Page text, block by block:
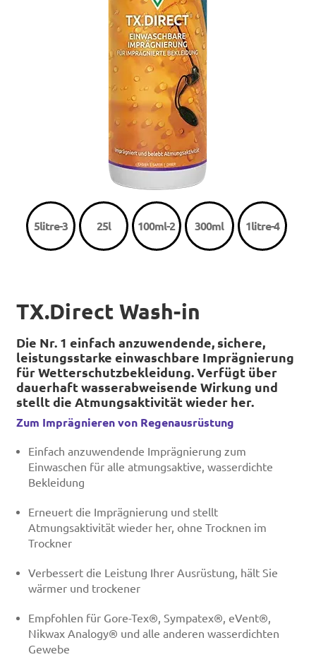
5litre-3 25l 100ml-2 300ml 1litre-4
TX.Direct Wash-in
Die Nr. 1 einfach anzuwendende, sichere,
leistungsstarke einwaschbare Imprägnierung
für Wetterschutzbekleidung. Verfügt über
dauerhaft wasserabweisende Wirkung und
stellt die Atmungsaktivität wieder her.
Zum Imprägnieren von Regenausrüstung
Einfach anzuwendende Imprägnierung zum
Einwaschen für alle atmungsaktive, wasserdichte
Bekleidung
Erneuert die Imprägnierung und stellt
Atmungsaktivität wieder her, ohne Trocknen im
Trockner
Verbessert die Leistung Ihrer Ausrüstung, hält Sie
wärmer und trockener
Empfohlen für Gore-Tex®, Sympatex®, eVent®,
Nikwax Analogy® und alle anderen wasserdichten
Gewebe